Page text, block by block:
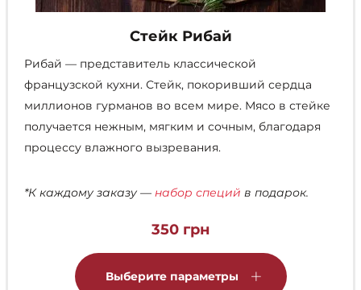
Стейк Рибай
Рибай — представитель классической
французской кухни. Стейк, покоривший сердца
миллионов гурманов во всем мире. Мясо в стейке
получается нежным, мягким и сочным, благодаря
процессу влажного вызревания.
*К каждому заказу — набор специй в подарок.
350 грн
Выберите параметры
товар